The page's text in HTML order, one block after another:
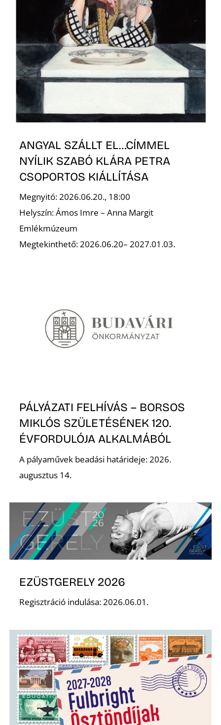
ANGYAL SZÁLLT EL…CÍMMEL
NYÍLIK SZABÓ KLÁRA PETRA
CSOPORTOS KIÁLLÍTÁSA
Megnyitó: 2026.06.20., 18:00
Helyszín: Ámos Imre – Anna Margit
Emlékmúzeum
Megtekinthető: 2026.06.20– 2027.01.03.
PÁLYÁZATI FELHÍVÁS – BORSOS
MIKLÓS SZÜLETÉSÉNEK 120.
ÉVFORDULÓJA ALKALMÁBÓL
A pályaművek beadási határideje: 2026.
augusztus 14.
EZÜSTGERELY 2026
Regisztráció indulása: 2026.06.01.